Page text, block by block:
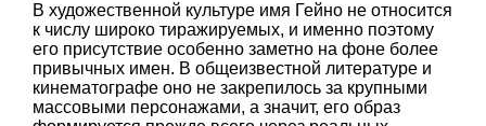
В художественной культуре имя Гейно не относится
к числу широко тиражируемых, и именно поэтому
его присутствие особенно заметно на фоне более
привычных имен. В общеизвестной литературе и
кинематографе оно не закрепилось за крупными
массовыми персонажами, а значит, его образ